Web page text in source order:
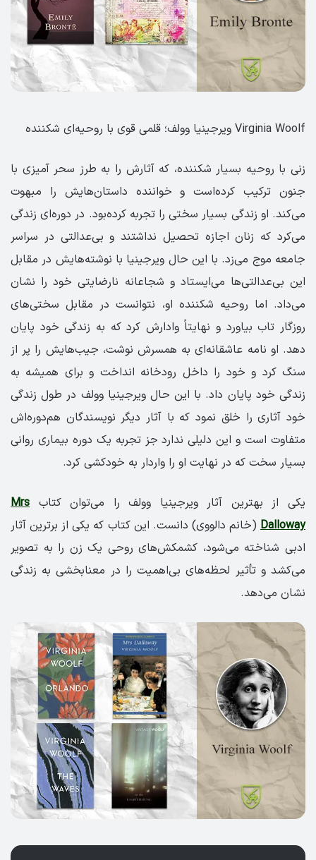
Virginia Woolf ویرجینیا وولف؛ قلمی قوی با روحیه‌ای شکننده
زنی با روحیه بسیار شکننده، که آثارش را به طرز سحر آمیزی با
جنون ترکیب کرده‌است و خواننده داستان‌هایش را مبهوت
می‌کند. او زندگی بسیار سختی را تجربه کرده‌بود. در دوره‌ای زندگی
می‌کرد که زنان اجازه تحصیل نداشتند و بی‌عدالتی در سراسر
جامعه موج می‌زد. با این حال ویرجینیا با نوشته‌هایش در مقابل
این بی‌عدالتی‌ها می‌ایستاد و شجاعانه نارضایتی خود را نشان
می‌داد. اما روحیه شکننده او، نتوانست در مقابل سختی‌های
روزگار تاب بیاورد و نهایتاً وادارش کرد که به زندگی خود پایان
دهد. او نامه عاشقانه‌ای به همسرش نوشت، جیب‌هایش را پر از
سنگ کرد و خود را داخل رودخانه انداخت و برای همیشه به
زندگی خود پایان داد. با این حال ویرجینیا وولف در طول زندگی
خود آثاری را خلق نمود که با آثار دیگر نویسندگان هم‌دوره‌اش
متفاوت است و این دلیلی ندارد جز تجربه یک دوره بیماری روانی
بسیار سخت که در نهایت او را واردار به خودکشی کرد.
یکی از بهترین آثار ویرجینیا وولف را می‌توان کتاب Mrs
Dalloway (خانم دالووی) دانست. این کتاب که یکی از برترین آثار
ادبی شناخته می‌شود، کشمکش‌های روحی یک زن را به تصویر
می‌کشد و تأثیر لحظه‌های بی‌اهمیت را در معنابخشی به زندگی
نشان می‌دهد.